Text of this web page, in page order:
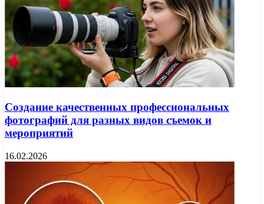
Создание качественных профессиональных
фотографий для разных видов съемок и
мероприятий
16.02.2026